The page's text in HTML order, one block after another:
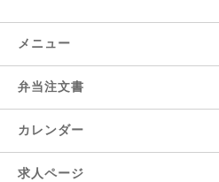
メニュー
弁当注文書
カレンダー
求人ページ